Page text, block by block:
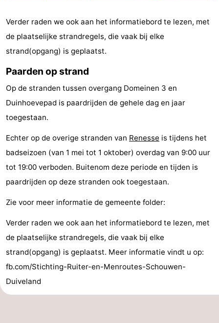
't
Hof
van
Haamstede
Schouwen
-
Schouwse
Valleien
-
Soeten
Haert
-
Wijde
Blick
-
Zeeland
Village
-
Zeeuwse
Kust
-
Zonnedorp
-
’t
Hof
van
Last
minutes
Strand
Zien
doen
-
Verder raden we ook aan het informatiebord te lezen, met
de plaatselijke strandregels, die vaak bij elke
strand(opgang) is geplaatst.
Paarden op strand
Op de stranden tussen overgang Domeinen 3 en
Duinhoevepad is paardrijden de gehele dag en jaar
toegestaan.
Echter op de overige stranden van Renesse is tijdens het
badseizoen (van 1 mei tot 1 oktober) overdag van 9:00 uur
tot 19:00 verboden. Buitenom deze periode en tijden is
paardrijden op deze stranden ook toegestaan.
Zie voor meer informatie de gemeente folder:
Verder raden we ook aan het informatiebord te lezen, met
de plaatselijke strandregels, die vaak bij elke
strand(opgang) is geplaatst. Meer informatie vindt u op:
fb.com/Stichting-Ruiter-en-Menroutes-Schouwen-
Duiveland